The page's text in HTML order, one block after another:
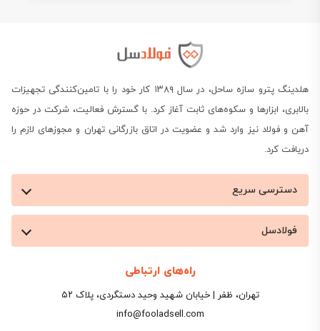
هلدینگ پترو سازه ساحل، در سال ۱۳۸۹ کار خود را با تامین‌کنندگی تجهیزات
بالابری، ابزارها و سکوه‌های ثابت آغاز کرد. با گسترش فعالیت، شرکت در حوزه
آهن و فولاد نیز وارد شد و عضویت در اتاق بازرگانی تهران و مجوزهای لازم را
دریافت کرد.
دسترسی سریع
فولادسل
راه‌های ارتباطی
تهران، ظفر | خیابان شهید وحید دستگردی، پلاک ۵۲
info@fooladsell.com